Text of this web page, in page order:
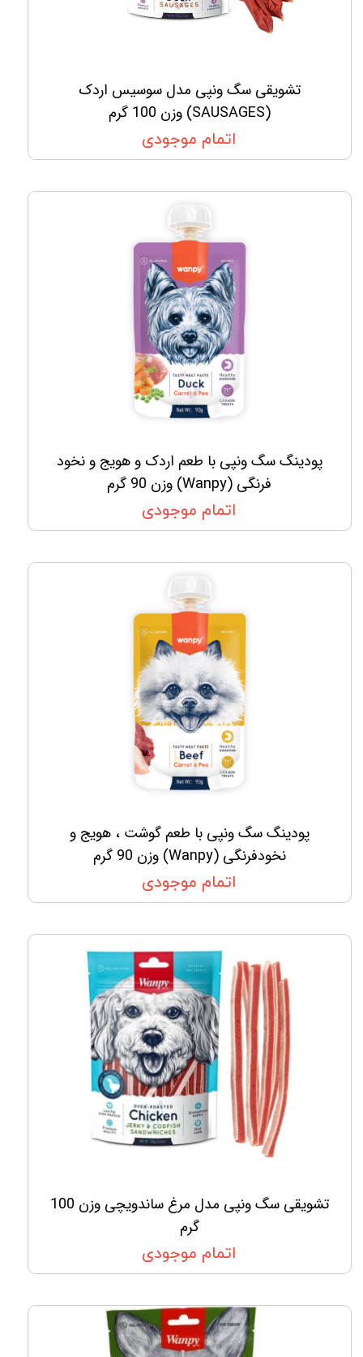
تشویقی سگ ونپی مدل سوسیس اردک
(SAUSAGES) وزن 100 گرم
اتمام موجودی
پودینگ سگ ونپی با طعم اردک و هویج و نخود
فرنگی (Wanpy) وزن 90 گرم
اتمام موجودی
پودینگ سگ ونپی با طعم گوشت ، هویج و
نخودفرنگی (Wanpy) وزن 90 گرم
اتمام موجودی
تشویقی سگ ونپی مدل مرغ ساندویچی وزن 100
گرم
اتمام موجودی